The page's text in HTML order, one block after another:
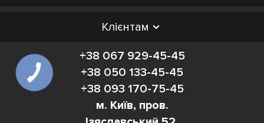
Клієнтам
+38 067 929-45-45
+38 050 133-45-45
+38 093 170-75-45
м. Київ, пров.